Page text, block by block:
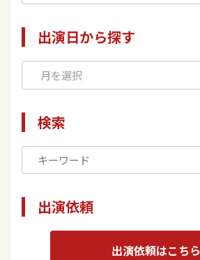
出演日から探す
検索
出演依頼
出演依頼はこちら